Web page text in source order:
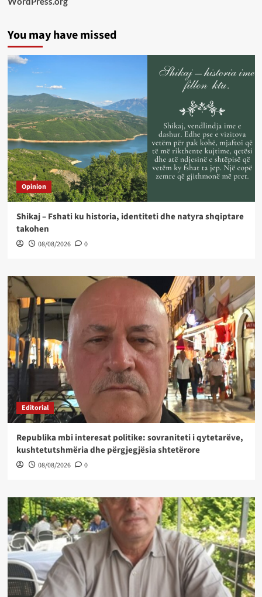
You may have missed
Opinion
Shikaj – Fshati ku historia, identiteti dhe natyra shqiptare
takohen
08/08/2026 0
Editorial
Republika mbi interesat politike: sovraniteti i qytetarëve,
kushtetutshmëria dhe përgjegjësia shtetërore
08/08/2026 0